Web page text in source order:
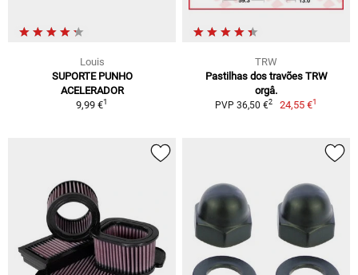
Louis
SUPORTE PUNHO
ACELERADOR
9,99 €1
TRW
Pastilhas dos travões TRW
orgâ.
PVP 36,50 €2 24,55 €1